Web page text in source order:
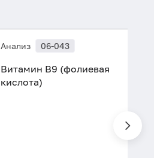
Анализ 06-043
Витамин B9 (фолиевая
кислота)